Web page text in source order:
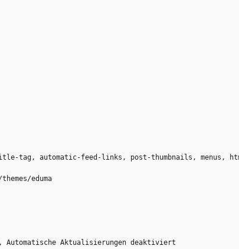
tag, automatic-feed-links, post-thumbnails,
eduma
Automatische Aktualisierungen deaktiviert